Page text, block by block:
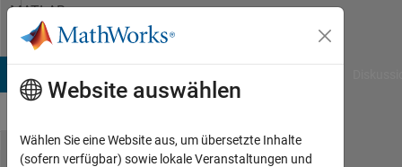
Weiter zum Inhalt
MATLAB
Answers
Website auswählen
Wählen Sie eine Website aus, um übersetzte Inhalte
(sofern verfügbar) sowie lokale Veranstaltungen und